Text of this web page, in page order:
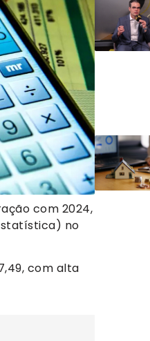
com 2024,
no
com alta